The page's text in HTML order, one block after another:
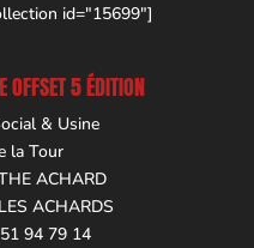
id="15699"]
OFFSET 5 ÉDITION
& Usine
la Tour
ACHARD
ACHARDS
94 79 14